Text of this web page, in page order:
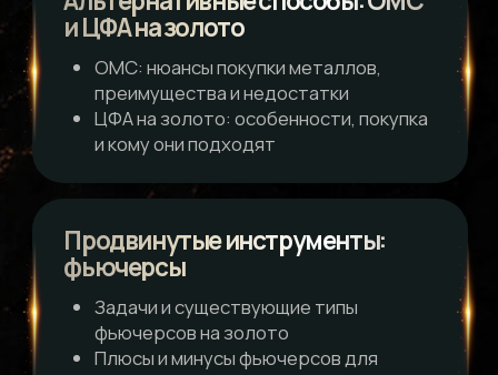
Ключевые различия между
разными типами фьючерсов
Чек-лист: как выбрать
инструмент для инвестиций
в золото